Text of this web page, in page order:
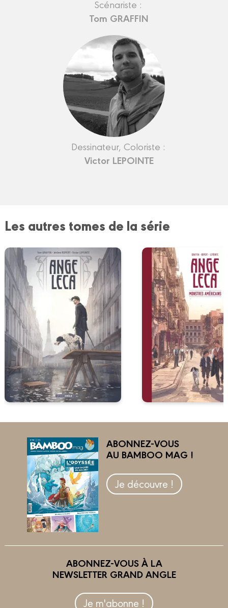
Scénariste :
Tom GRAFFIN
Dessinateur, Coloriste :
Victor LEPOINTE
Les autres tomes de la série
ABONNEZ-VOUS
AU BAMBOO MAG !
Je découvre !
ABONNEZ-VOUS À LA
NEWSLETTER GRAND ANGLE
Je m'abonne !